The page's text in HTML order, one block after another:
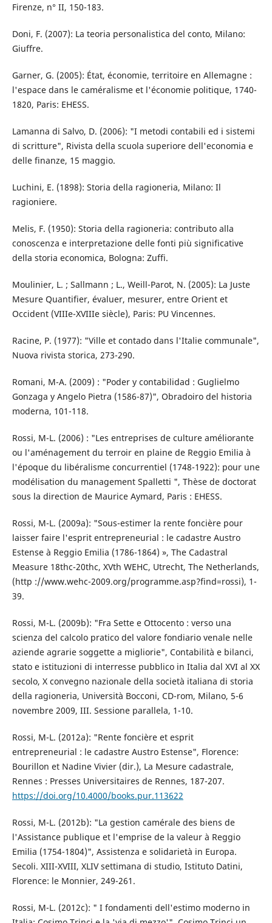
Firenze, n° II, 150-183.
Doni, F. (2007): La teoria personalistica del conto, Milano:
Giuffre.
Garner, G. (2005): État, économie, territoire en Allemagne :
l'espace dans le caméralisme et l'économie politique, 1740-
1820, Paris: EHESS.
Lamanna di Salvo, D. (2006): "I metodi contabili ed i sistemi
di scritture", Rivista della scuola superiore dell'economia e
delle finanze, 15 maggio.
Luchini, E. (1898): Storia della ragioneria, Milano: Il
ragioniere.
Melis, F. (1950): Storia della ragioneria: contributo alla
conoscenza e interpretazione delle fonti più significative
della storia economica, Bologna: Zuffi.
Moulinier, L. ; Sallmann ; L., Weill-Parot, N. (2005): La Juste
Mesure Quantifier, évaluer, mesurer, entre Orient et
Occident (VIIIe-XVIIIe siècle), Paris: PU Vincennes.
Racine, P. (1977): "Ville et contado dans l'Italie communale",
Nuova rivista storica, 273-290.
Romani, M-A. (2009) : "Poder y contabilidad : Guglielmo
Gonzaga y Angelo Pietra (1586-87)", Obradoiro del historia
moderna, 101-118.
Rossi, M-L. (2006) : "Les entreprises de culture améliorante
ou l'aménagement du terroir en plaine de Reggio Emilia à
l'époque du libéralisme concurrentiel (1748-1922): pour une
modélisation du management Spalletti ", Thèse de doctorat
sous la direction de Maurice Aymard, Paris : EHESS.
Rossi, M-L. (2009a): "Sous-estimer la rente foncière pour
laisser faire l'esprit entrepreneurial : le cadastre Austro
Estense à Reggio Emilia (1786-1864) », The Cadastral
Measure 18thc-20thc, XVth WEHC, Utrecht, The Netherlands,
(http ://www.wehc-2009.org/programme.asp?find=rossi), 1-
39.
Rossi, M-L. (2009b): "Fra Sette e Ottocento : verso una
scienza del calcolo pratico del valore fondiario venale nelle
aziende agrarie soggette a migliorie", Contabilità e bilanci,
stato e istituzioni di interresse pubblico in Italia dal XVI al XX
secolo, X convegno nazionale della società italiana di storia
della ragioneria, Università Bocconi, CD-rom, Milano, 5-6
novembre 2009, III. Sessione parallela, 1-10.
Rossi, M-L. (2012a): "Rente foncière et esprit
entrepreneurial : le cadastre Austro Estense", Florence:
Bourillon et Nadine Vivier (dir.), La Mesure cadastrale,
Rennes : Presses Universitaires de Rennes, 187-207.
https://doi.org/10.4000/books.pur.113622
Rossi, M-L. (2012b): "La gestion camérale des biens de
l'Assistance publique et l'emprise de la valeur à Reggio
Emilia (1754-1804)", Assistenza e solidarietà in Europa.
Secoli. XIII-XVIII, XLIV settimana di studio, Istituto Datini,
Florence: le Monnier, 249-261.
Rossi, M-L. (2012c): " I fondamenti dell'estimo moderno in